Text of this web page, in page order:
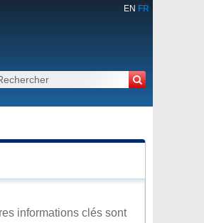
EN FR
informations clés sont